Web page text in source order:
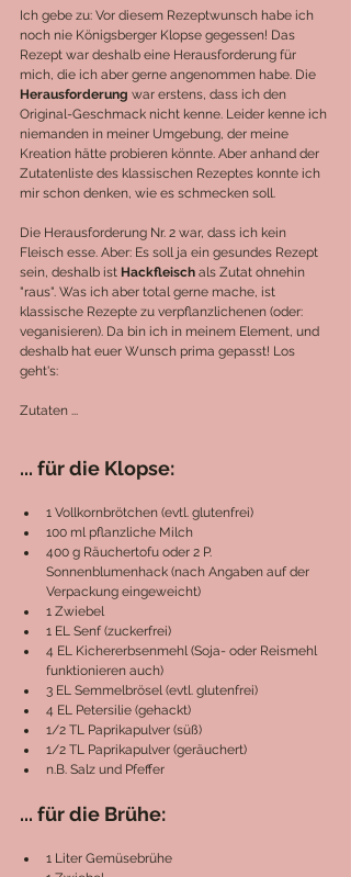
Ich gebe zu: Vor diesem Rezeptwunsch habe ich
noch nie Königsberger Klopse gegessen! Das
Rezept war deshalb eine Herausforderung für
mich, die ich aber gerne angenommen habe. Die
Herausforderung war erstens, dass ich den
Original-Geschmack nicht kenne. Leider kenne ich
niemanden in meiner Umgebung, der meine
Kreation hätte probieren könnte. Aber anhand der
Zutatenliste des klassischen Rezeptes konnte ich
mir schon denken, wie es schmecken soll.
Die Herausforderung Nr. 2 war, dass ich kein
Fleisch esse. Aber: Es soll ja ein gesundes Rezept
sein, deshalb ist Hackfleisch als Zutat ohnehin
"raus". Was ich aber total gerne mache, ist
klassische Rezepte zu verpflanzlichenen (oder:
veganisieren). Da bin ich in meinem Element, und
deshalb hat euer Wunsch prima gepasst! Los
geht's:
Zutaten ...
... für die Klopse:
1 Vollkornbrötchen (evtl. glutenfrei)
100 ml pflanzliche Milch
400 g Räuchertofu oder 2 P.
Sonnenblumenhack (nach Angaben auf der
Verpackung eingeweicht)
1 Zwiebel
1 EL Senf (zuckerfrei)
4 EL Kichererbsenmehl (Soja- oder Reismehl
funktionieren auch)
3 EL Semmelbrösel (evtl. glutenfrei)
4 EL Petersilie (gehackt)
1/2 TL Paprikapulver (süß)
1/2 TL Paprikapulver (geräuchert)
n.B. Salz und Pfeffer
... für die Brühe:
1 Liter Gemüsebrühe